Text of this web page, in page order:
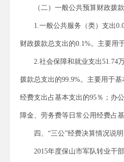
（二）一般公共预算财政拨
1.一般公共服务（类）支出
财政拨款总支出的0.1%。主要用
2.社会保障和就业支出51.74
拨款总支出的99.9%。主要用于
经费支出占基本支出的95％；办
障金、劳务费等日常公用经费占
四、“三公”经费决算情况说明
2015年度保山市军队转业干